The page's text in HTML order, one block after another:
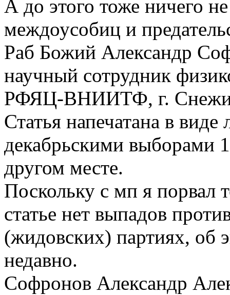
А до этого тоже ничего
междоусобиц и
Раб Божий Александр
научный сотрудник
РФЯЦ-ВНИИТФ, г.
Статья напечатана в
декабрьскими выборами
другом месте.
Поскольку с мп я порвал
статье нет выпадов
(жидовских) партиях, об
недавно.
Софронов Александр